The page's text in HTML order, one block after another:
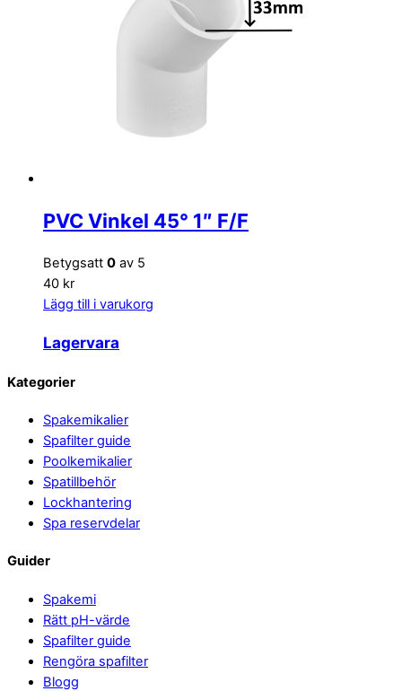
PVC Vinkel 45° 1″ F/F
Betygsatt 0 av 5
40 kr
Lägg till i varukorg
Lagervara
Back
Top
Kategorier
Spakemikalier
Spafilter guide
Poolkemikalier
Spatillbehör
Lockhantering
Spa reservdelar
Guider
Spakemi
Rätt pH-värde
Spafilter guide
Rengöra spafilter
Blogg